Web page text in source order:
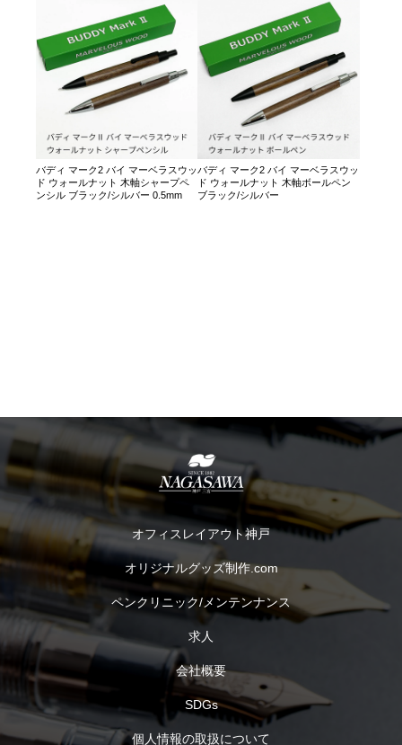
バディ マーク2 バイ マーベラスウッ
ド ウォールナット 木軸シャープペ
ンシル ブラック/シルバー 0.5mm
バディ マーク2 バイ マーベラスウッ
ド ウォールナット 木軸ボールペン
ブラック/シルバー
オフィスレイアウト神戸
オリジナルグッズ制作.com
ペンクリニック/メンテンナンス
求人
会社概要
SDGs
個人情報の取扱について